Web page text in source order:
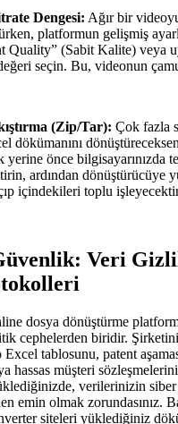
Dengesi: Ağır bir
platformun gelişmiş
Quality” (Sabit Kalite) veya
seçin. Bu, videonun
(Zip/Tar): Çok fazla
dökümanını
yerine önce bilgisayarınızda
ardından dönüştürücüye
içindekileri toplu
Veri
dosya dönüştürme
cephelerden biridir.
tablosunu, patent
hassas müşteri
verilerinizin siber
emin olmak zorundasınız.
siteleri yüklediğiniz